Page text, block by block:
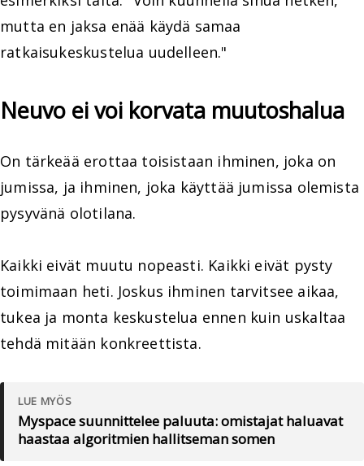
mutta en jaksa enää käydä samaa
ratkaisukeskustelua uudelleen."
Neuvo ei voi korvata muutoshalua
On tärkeää erottaa toisistaan ihminen, joka on
jumissa, ja ihminen, joka käyttää jumissa olemista
pysyvänä olotilana.
Kaikki eivät muutu nopeasti. Kaikki eivät pysty
toimimaan heti. Joskus ihminen tarvitsee aikaa,
tukea ja monta keskustelua ennen kuin uskaltaa
tehdä mitään konkreettista.
LUE MYÖS
Myspace suunnittelee paluuta: omistajat haluavat
haastaa algoritmien hallitseman somen